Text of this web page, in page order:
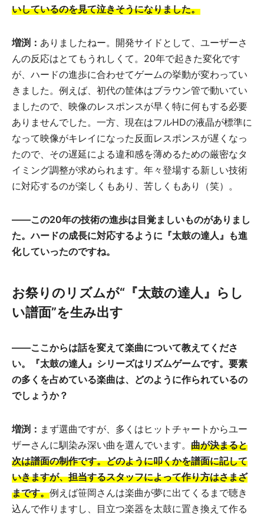
いしているのを見て泣きそうになりました。
増渕： ありましたねー。開発サイドとして、ユーザーさ
んの反応はとてもうれしくて。20年で起きた変化です
が、ハードの進歩に合わせてゲームの挙動が変わってい
きました。例えば、初代の筐体はブラウン管で動いてい
ましたので、映像のレスポンスが早く特に何もする必要
ありませんでした。一方、現在はフルHDの液晶が標準に
なって映像がキレイになった反面レスポンスが遅くなっ
たので、その遅延による違和感を薄めるための厳密なタ
イミング調整が求められます。年々登場する新しい技術
に対応するのが楽しくもあり、苦しくもあり（笑）。
――この20年の技術の進歩は目覚ましいものがありまし
た。ハードの成長に対応するように『太鼓の達人』も進
化していったのですね。
お祭りのリズムが“『太鼓の達人』らし
い譜面”を生み出す
――ここからは話を変えて楽曲について教えてくださ
い。『太鼓の達人』シリーズはリズムゲームです。要素
の多くを占めている楽曲は、どのように作られているの
でしょうか？
増渕： まず選曲ですが、多くはヒットチャートからユー
ザーさんに馴染み深い曲を選んでいます。 曲が決まると
次は譜面の制作です。どのように叩くかを譜面に記して
いきますが、担当するスタッフによって作り方はさまざ
まです。例えば笹岡さんは楽曲が夢に出てくるまで聴き
込んで作りますし、目立つ楽器を太鼓に置き換えて作る